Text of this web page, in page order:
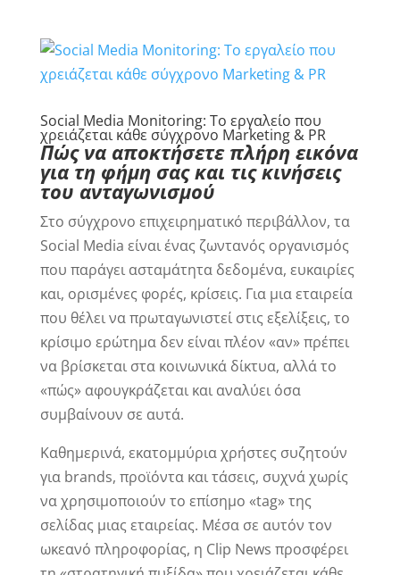
Social Media Monitoring: Το εργαλείο που
χρειάζεται κάθε σύγχρονο Marketing & PR
Πώς να αποκτήσετε πλήρη εικόνα
για τη φήμη σας και τις κινήσεις
του ανταγωνισμού
Στο σύγχρονο επιχειρηματικό περιβάλλον, τα
Social Media είναι ένας ζωντανός οργανισμός
που παράγει ασταμάτητα δεδομένα, ευκαιρίες
και, ορισμένες φορές, κρίσεις. Για μια εταιρεία
που θέλει να πρωταγωνιστεί στις εξελίξεις, το
κρίσιμο ερώτημα δεν είναι πλέον «αν» πρέπει
να βρίσκεται στα κοινωνικά δίκτυα, αλλά το
«πώς» αφουγκράζεται και αναλύει όσα
συμβαίνουν σε αυτά.
Καθημερινά, εκατομμύρια χρήστες συζητούν
για brands, προϊόντα και τάσεις, συχνά χωρίς
να χρησιμοποιούν το επίσημο «tag» της
σελίδας μιας εταιρείας. Μέσα σε αυτόν τον
ωκεανό πληροφορίας, η Clip News προσφέρει